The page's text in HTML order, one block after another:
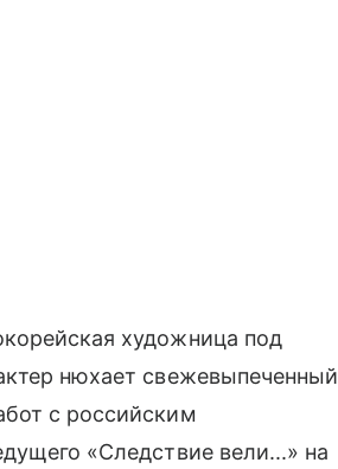
художница под
нюхает свежевыпеченный
с российским
«Следствие вели...» на